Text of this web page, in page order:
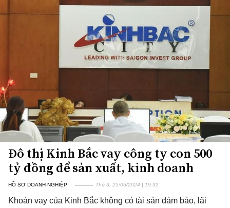
Đô thị Kinh Bắc vay công ty con 500
tỷ đồng để sản xuất, kinh doanh
HỒ SƠ DOANH NGHIỆP Thứ 3, 25/06/2024 | 19:32
Khoản vay của Kinh Bắc không có tài sản đảm bảo, lãi